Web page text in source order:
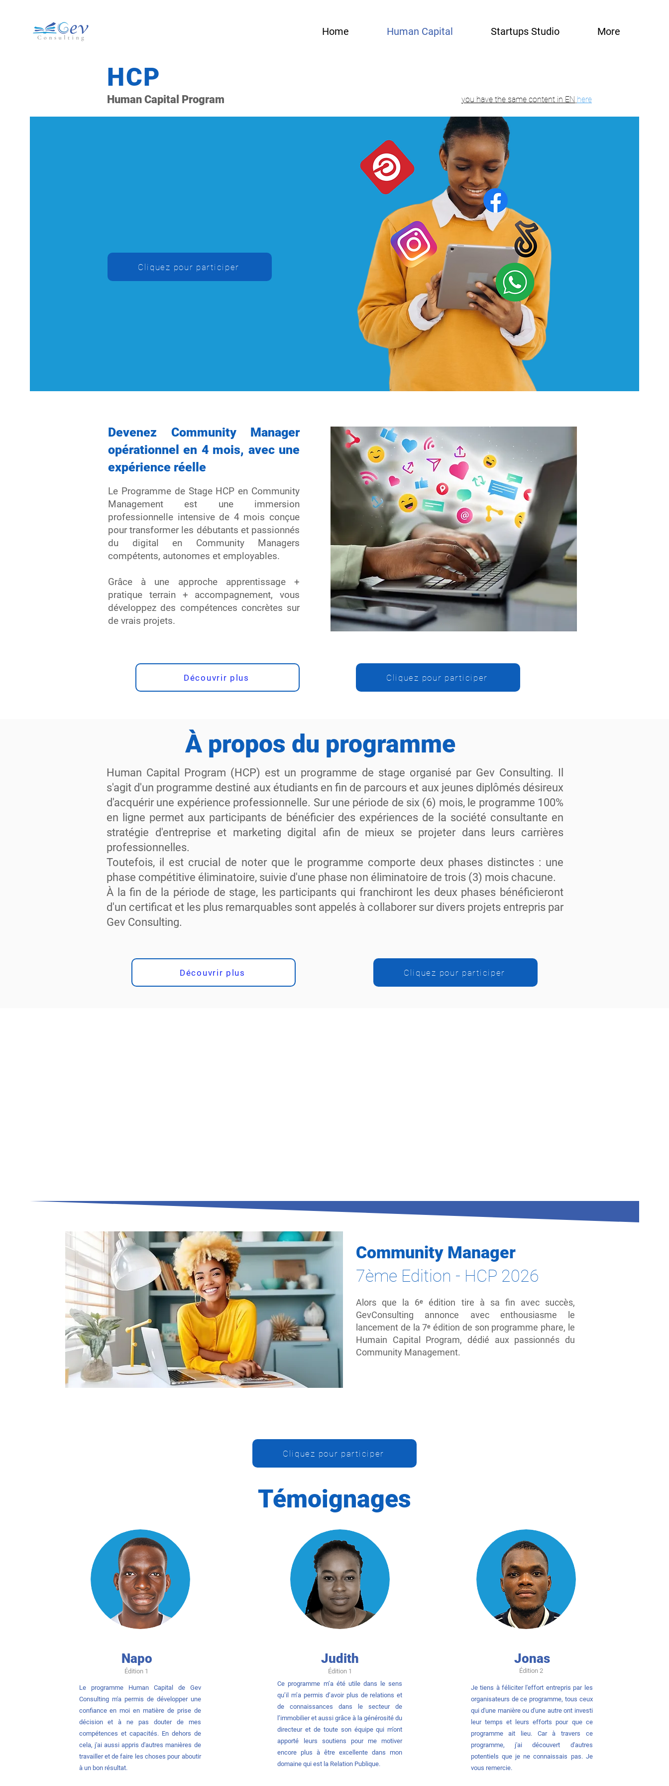
Home Human Capital Startups Studio More
HCP
Human Capital Program you have the same content in EN here
Cliquez pour participer
Devenez Community Manager
opérationnel en 4 mois, avec une
expérience réelle
Le Programme de Stage HCP en Community
Management est une immersion
professionnelle intensive de 4 mois conçue
pour transformer les débutants et passionnés
du digital en Community Managers
compétents, autonomes et employables.
Grâce à une approche apprentissage +
pratique terrain + accompagnement, vous
développez des compétences concrètes sur
de vrais projets.
Découvrir plus Cliquez pour participer
À propos du programme
Human Capital Program (HCP) est un programme de stage organisé par Gev Consulting. Il
s'agit d'un programme destiné aux étudiants en fin de parcours et aux jeunes diplômés désireux
d'acquérir une expérience professionnelle. Sur une période de six (6) mois, le programme 100%
en ligne permet aux participants de bénéficier des expériences de la société consultante en
stratégie d'entreprise et marketing digital afin de mieux se projeter dans leurs carrières
professionnelles.
Toutefois, il est crucial de noter que le programme comporte deux phases distinctes : une
phase compétitive éliminatoire, suivie d'une phase non éliminatoire de trois (3) mois chacune.
À la fin de la période de stage, les participants qui franchiront les deux phases bénéficieront
d'un certificat et les plus remarquables sont appelés à collaborer sur divers projets entrepris par
Gev Consulting.
Découvrir plus Cliquez pour participer
Community Manager
7ème Edition - HCP 2026
Alors que la 6ᵉ édition tire à sa fin avec succès,
GevConsulting annonce avec enthousiasme le
lancement de la 7ᵉ édition de son programme phare, le
Humain Capital Program, dédié aux passionnés du
Community Management.
Cliquez pour participer
Napo
Édition 1
Le programme Human Capital de Gev
Consulting m'a permis de développer une
confiance en moi en matière de prise de
décision et à ne pas douter de mes
compétences et capacités. En dehors de
cela, j'ai aussi appris d'autres manières de
travailler et de faire les choses pour aboutir
à un bon résultat.
Judith
Édition 1
Ce programme m’a été utile dans le sens
qu’il m’a permis d’avoir plus de relations et
de connaissances dans le secteur de
l’immobilier et aussi grâce à la générosité du
directeur et de toute son équipe qui m’ont
apporté leurs soutiens pour me motiver
encore plus à être excellente dans mon
domaine qui est la Relation Publique.
Jonas
Édition 2
Je tiens à féliciter l'effort entrepris par les
organisateurs de ce programme, tous ceux
qui d'une manière ou d'une autre ont investi
leur temps et leurs efforts pour que ce
programme ait lieu. Car à travers ce
programme, j'ai découvert d'autres
potentiels que je ne connaissais pas. Je
vous remercie.
Témoignages